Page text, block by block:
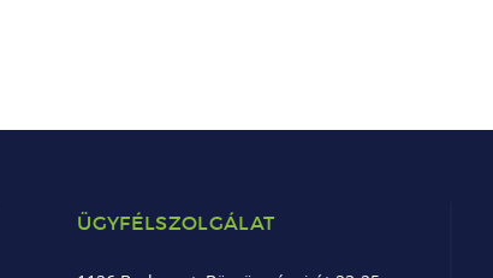
ÜGYFÉLSZOLGÁLAT